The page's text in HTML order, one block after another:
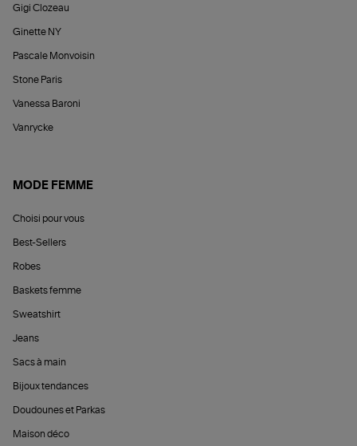
Gigi Clozeau
Ginette NY
Pascale Monvoisin
Stone Paris
Vanessa Baroni
Vanrycke
MODE FEMME
Choisi pour vous
Best-Sellers
Robes
Baskets femme
Sweatshirt
Jeans
Sacs à main
Bijoux tendances
Doudounes et Parkas
Maison déco